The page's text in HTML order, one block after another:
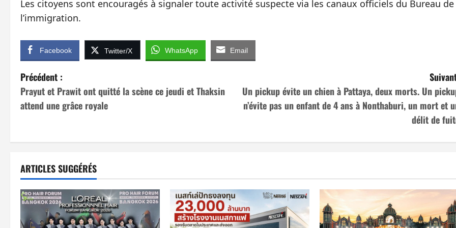
Les citoyens sont encouragés à signaler toute activité suspecte via les canaux officiels du Bureau de
l’immigration.
Facebook Twitter/X WhatsApp Email
N
a
i
g
a
t
Précédent :
Prayut et Prawit ont quitté la scène ce jeudi et Thaksin
attend une grâce royale
Un pickup évite un chien à Pattaya, deux morts. Un
n’évite pas un enfant de 4 ans à Nonthaburi, un mort et
délit de
ARTICLES SUGGÉRÉS